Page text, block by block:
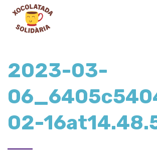
2023-03-
02-